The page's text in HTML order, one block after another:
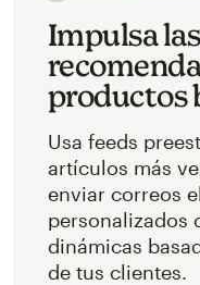
Impulsa
productos
Usa feeds
artículos más
enviar correos
personalizados
dinámicas
de tus clientes.